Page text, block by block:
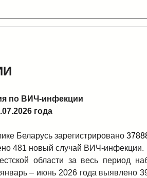
по ВИЧ-инфекции
года
Беларусь зарегистрировано
481 новый случай ВИЧ-инфекции.
области за весь период
– июнь 2026 года выявлено